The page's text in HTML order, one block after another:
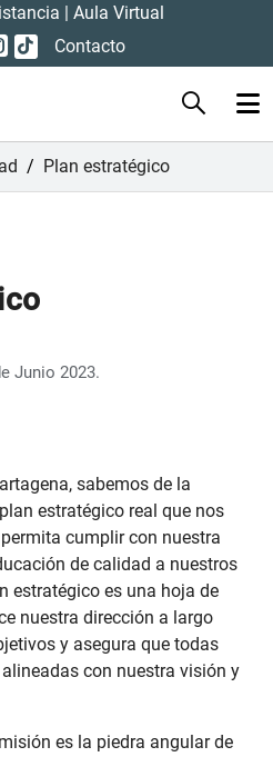
| Aula Virtual
Contacto
/ Plan estratégico
Junio 2023.
sabemos de la
estratégico real que nos
cumplir con nuestra
de calidad a nuestros
estratégico es una hoja de
nuestra dirección a largo
y asegura que todas
con nuestra visión y
es la piedra angular de